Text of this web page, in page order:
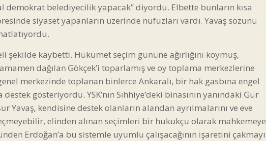
demokrat belediyecilik yapacak” diyordu. Elbette bunların kısa
siyaset yapanların üzerinde nüfuzları vardı. Yavaş sözünü
şekilde kaybetti. Hükümet seçim gününe ağırlığını koymuş,
dağılan Gökçek’i toparlamış ve oy toplama merkezlerine
merkezinde toplanan binlerce Ankaralı, bir hak gasbına engel
gösteriyordu. YSK’nın Sıhhiye’deki binasının yanındaki Gür
Yavaş, kendisine destek olanların alandan ayrılmalarını ve eve
elinden alınan seçimleri bir hukukçu olarak mahkemeye
Erdoğan’a bu sistemle uyumlu çalışacağının işaretini çakmayı